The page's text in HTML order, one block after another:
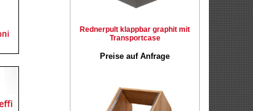
Rednerpult klappbar graphit mit
Transportcase
Preise auf Anfrage